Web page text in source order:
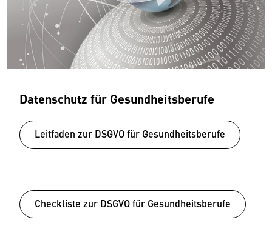
Datenschutz für Gesundheitsberufe
Leitfaden zur DSGVO für Gesundheitsberufe
Checkliste zur DSGVO für Gesundheitsberufe